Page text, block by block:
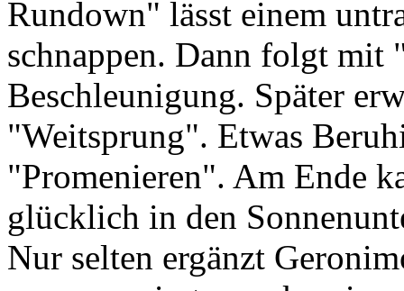
Rundown" lässt einem
schnappen. Dann folgt mit
Beschleunigung. Später
"Weitsprung". Etwas
"Promenieren". Am Ende
glücklich in den
Nur selten ergänzt